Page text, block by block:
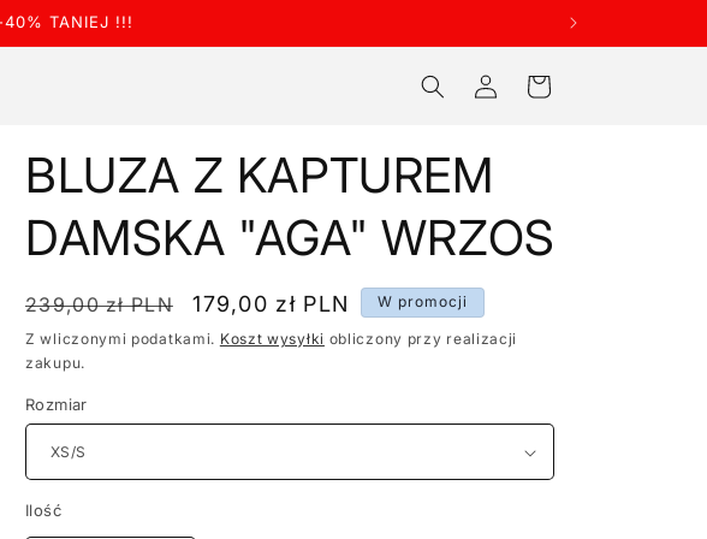
40% TANIEJ !!!
Zaloguj
się
Koszyk
BLUZA Z KAPTUREM
DAMSKA "AGA" WRZOS
Cena
regularna
239,00 zł PLN
Cena
promocyjna
179,00 zł PLN W promocji
Z wliczonymi podatkami. Koszt wysyłki obliczony przy realizacji
zakupu.
Rozmiar
Ilość